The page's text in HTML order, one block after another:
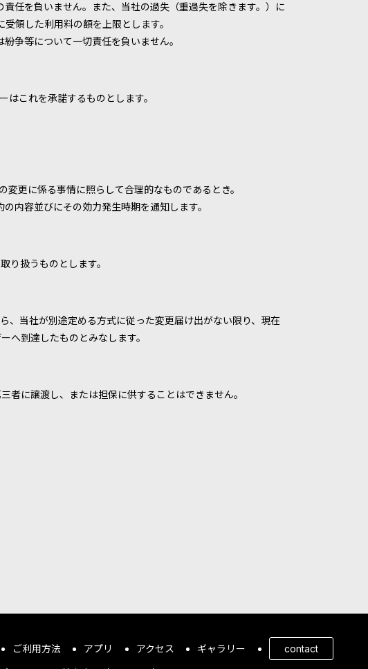
任を負いません。また、当社の過失（重過失を除きます。）に
領した利用料の額を上限とします。
争等について一切責任を負いません。
これを承諾するものとします。
更に係る事情に照らして合理的なものであるとき。
内容並びにその効力発生時期を通知します。
り扱うものとします。
、当社が別途定める方式に従った変更届け出がない限り、現在
へ到達したものとみなします。
に譲渡し、または担保に供することはできません。
ご利用方法 アプリ アクセス ギャラリー contact